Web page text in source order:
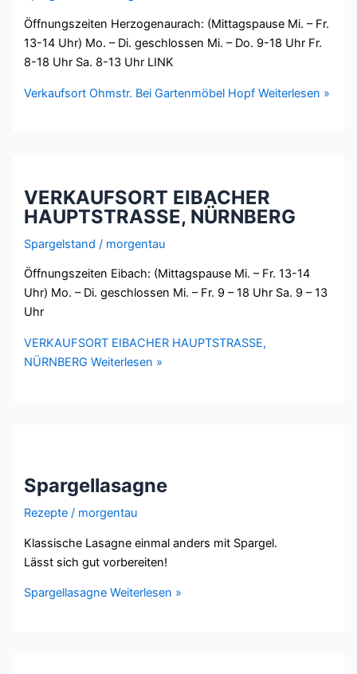
Öffnungszeiten Herzogenaurach: (Mittagspause Mi. – Fr.
13-14 Uhr) Mo. – Di. geschlossen Mi. – Do. 9-18 Uhr Fr.
8-18 Uhr Sa. 8-13 Uhr LINK
Verkaufsort Ohmstr. Bei Gartenmöbel Hopf Weiterlesen »
VERKAUFSORT EIBACHER
HAUPTSTRASSE, NÜRNBERG
Spargelstand / morgentau
Öffnungszeiten Eibach: (Mittagspause Mi. – Fr. 13-14
Uhr) Mo. – Di. geschlossen Mi. – Fr. 9 – 18 Uhr Sa. 9 – 13
Uhr
VERKAUFSORT EIBACHER HAUPTSTRASSE,
NÜRNBERG Weiterlesen »
Spargellasagne
Rezepte / morgentau
Klassische Lasagne einmal anders mit Spargel.
Lässt sich gut vorbereiten!
Spargellasagne Weiterlesen »